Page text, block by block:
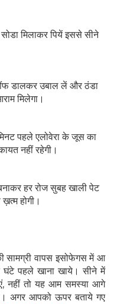
मिलाकर पियें इससे सीने
डालकर उबाल लें और ठंडा
मिलेगा।
पहले एलोवेरा के जूस का
नहीं रहेगी।
हर रोज सुबह खाली पेट
होगी।
सामग्री वापस इसोफेगस में आ
पहले खाना खाये। सीने में
नहीं तो यह आम समस्या आगे
अगर आपको ऊपर बताये गए